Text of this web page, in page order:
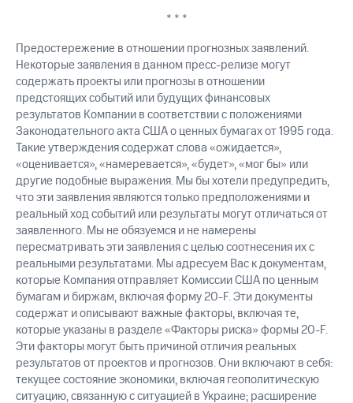
* * *
Предостережение в отношении прогнозных заявлений.
Некоторые заявления в данном пресс-релизе могут
содержать проекты или прогнозы в отношении
предстоящих событий или будущих финансовых
результатов Компании в соответствии с положениями
Законодательного акта США о ценных бумагах от 1995 года.
Такие утверждения содержат слова «ожидается»,
«оценивается», «намеревается», «будет», «мог бы» или
другие подобные выражения. Мы бы хотели предупредить,
что эти заявления являются только предположениями и
реальный ход событий или результаты могут отличаться от
заявленного. Мы не обязуемся и не намерены
пересматривать эти заявления с целью соотнесения их с
реальными результатами. Мы адресуем Вас к документам,
которые Компания отправляет Комиссии США по ценным
бумагам и биржам, включая форму 20-F. Эти документы
содержат и описывают важные факторы, включая те,
которые указаны в разделе «Факторы риска» формы 20-F.
Эти факторы могут быть причиной отличия реальных
результатов от проектов и прогнозов. Они включают в себя:
текущее состояние экономики, включая геополитическую
ситуацию, связанную с ситуацией в Украине; расширение